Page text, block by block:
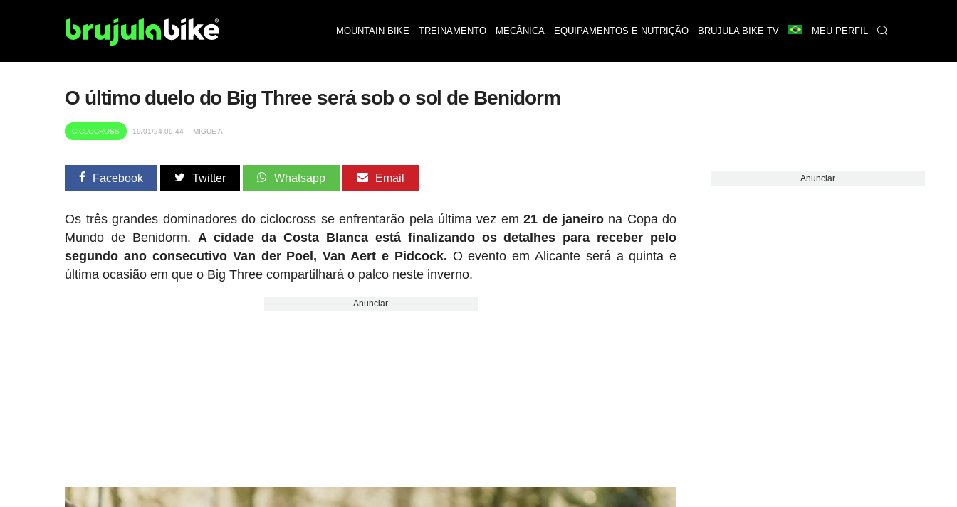
MOUNTAIN BIKE TREINAMENTO MECÂNICA EQUIPAMENTOS E NUTRIÇÃO BRUJULA BIKE TV MEU PERFIL
O último duelo do Big Three será sob o sol de Benidorm
CICLOCROSS 19/01/24 09:44 MIGUE A.
Facebook Twitter Whatsapp Email
Os três grandes dominadores do ciclocross se enfrentarão pela última vez em21 de janeiro na Copa do
Mundo de Benidorm.A cidade da Costa Blanca está finalizando os detalhes para receber pelo
segundo ano consecutivo Van der Poel, Van Aert e Pidcock. O evento em Alicante será a quinta e
última ocasião em que o Big Three compartilhará o palco neste inverno.
Anunciar
Anunciar